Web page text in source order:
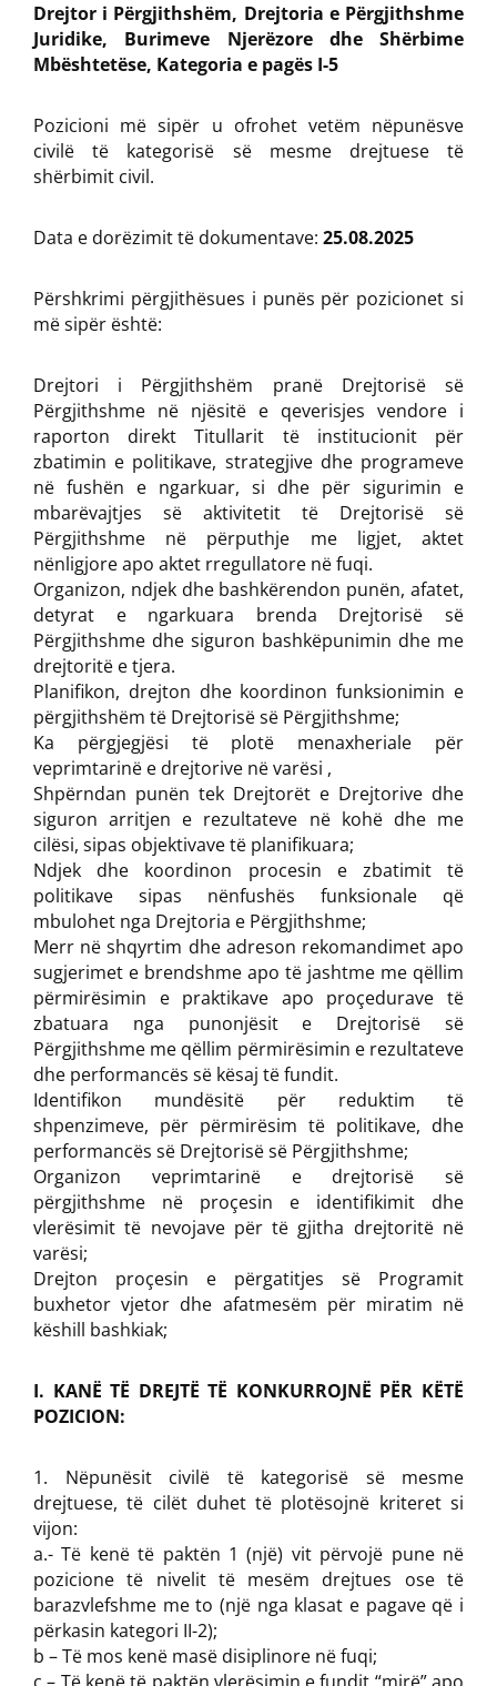
Drejtor i Përgjithshëm, Drejtoria e Përgjithshme
Juridike, Burimeve Njerëzore dhe Shërbime
Mbështetëse, Kategoria e pagës I-5
Pozicioni më sipër u ofrohet vetëm nëpunësve
civilë të kategorisë së mesme drejtuese të
shërbimit civil.
Data e dorëzimit të dokumentave: 25.08.2025
Përshkrimi përgjithësues i punës për pozicionet si
më sipër është:
Drejtori i Përgjithshëm pranë Drejtorisë së
Përgjithshme në njësitë e qeverisjes vendore i
raporton direkt Titullarit të institucionit për
zbatimin e politikave, strategjive dhe programeve
në fushën e ngarkuar, si dhe për sigurimin e
mbarëvajtjes së aktivitetit të Drejtorisë së
Përgjithshme në përputhje me ligjet, aktet
nënligjore apo aktet rregullatore në fuqi.
Organizon, ndjek dhe bashkërendon punën, afatet,
detyrat e ngarkuara brenda Drejtorisë së
Përgjithshme dhe siguron bashkëpunimin dhe me
drejtoritë e tjera.
Planifikon, drejton dhe koordinon funksionimin e
përgjithshëm të Drejtorisë së Përgjithshme;
Ka përgjegjësi të plotë menaxheriale për
veprimtarinë e drejtorive në varësi ,
Shpërndan punën tek Drejtorët e Drejtorive dhe
siguron arritjen e rezultateve në kohë dhe me
cilësi, sipas objektivave të planifikuara;
Ndjek dhe koordinon procesin e zbatimit të
politikave sipas nënfushës funksionale që
mbulohet nga Drejtoria e Përgjithshme;
Merr në shqyrtim dhe adreson rekomandimet apo
sugjerimet e brendshme apo të jashtme me qëllim
përmirësimin e praktikave apo proçedurave të
zbatuara nga punonjësit e Drejtorisë së
Përgjithshme me qëllim përmirësimin e rezultateve
dhe performancës së kësaj të fundit.
Identifikon mundësitë për reduktim të
shpenzimeve, për përmirësim të politikave, dhe
performancës së Drejtorisë së Përgjithshme;
Organizon veprimtarinë e drejtorisë së
përgjithshme në proçesin e identifikimit dhe
vlerësimit të nevojave për të gjitha drejtoritë në
varësi;
Drejton proçesin e përgatitjes së Programit
buxhetor vjetor dhe afatmesëm për miratim në
këshill bashkiak;
I. KANË TË DREJTË TË KONKURROJNË PËR KËTË
POZICION:
Nëpunësit civilë të kategorisë së mesme
drejtuese, të cilët duhet të plotësojnë kriteret si
vijon:
a.- Të kenë të paktën 1 (një) vit përvojë pune në
pozicione të nivelit të mesëm drejtues ose të
barazvlefshme me to (një nga klasat e pagave që i
përkasin kategori II-2);
b – Të mos kenë masë disiplinore në fuqi;